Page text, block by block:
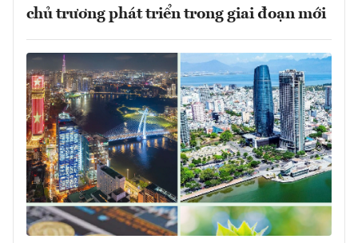
chủ trương phát triển trong giai đoạn mới